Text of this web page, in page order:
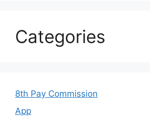
Categories
8th Pay Commission
App